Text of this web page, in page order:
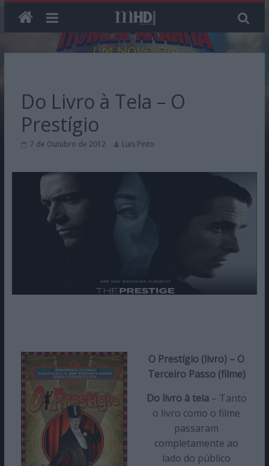
Do Livro à Tela – O
Prestígio
7 de Outubro de 2012 Luis Pinto
O Prestígio (livro) – O
Terceiro Passo (filme)
Do livro à tela– Tanto
o livro como o filme
passaram
completamente ao
lado do público